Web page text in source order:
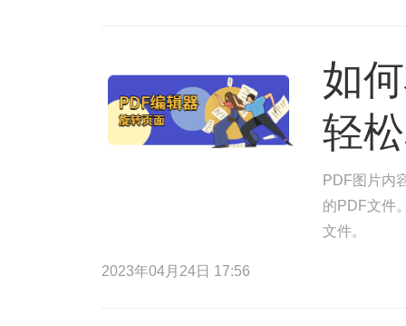
如
轻
PDF图片内
的PDF文件
文件。
2023年04月24日 17:56